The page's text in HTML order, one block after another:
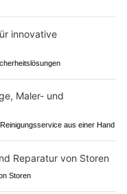
aus einer Hand
Storen